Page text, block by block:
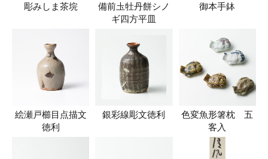
彫みしま茶垸
備前圡牡丹餅シノ
ギ四方平皿
御本手鉢
絵瀬戸櫛目点描文
徳利
銀彩線彫文徳利
色変魚形箸枕 五
客入